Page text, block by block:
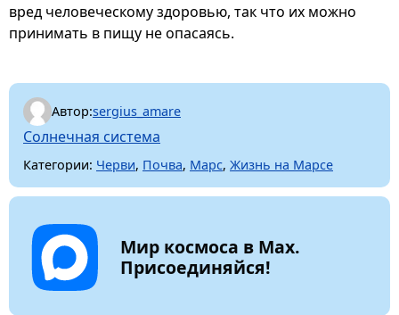
вред человеческому здоровью, так что их можно
принимать в пищу не опасаясь.
Автор:sergius_amare
Солнечная система
Категории: Черви, Почва, Марс, Жизнь на Марсе
Мир космоса в Max.
Присоединяйся!